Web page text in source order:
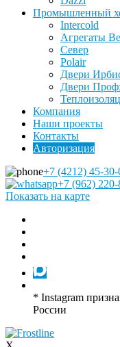
Промышленный
Intercold
Агрегаты
Север
Polair
Двери
Двери
Компания
Наши проекты
Контакты
Авторизация
+7 (4212) 45-30-
+7 (962)
Показать на карте
* Instagram
России